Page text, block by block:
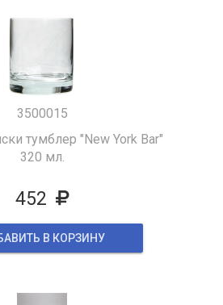
3500015
тумблер "New York Bar"
320 мл.
452
В КОРЗИНУ